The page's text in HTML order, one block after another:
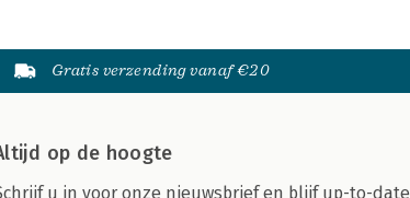
Gratis verzending vanaf €20
op de hoogte
u in voor onze nieuwsbrief en blijf up-to-date